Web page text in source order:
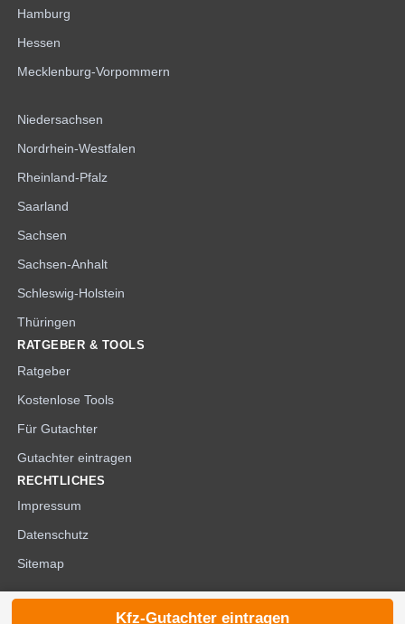
Hamburg
Hessen
Mecklenburg-Vorpommern
Niedersachsen
Nordrhein-Westfalen
Rheinland-Pfalz
Saarland
Sachsen
Sachsen-Anhalt
Schleswig-Holstein
Thüringen
RATGEBER & TOOLS
Ratgeber
Kostenlose Tools
Für Gutachter
Gutachter eintragen
RECHTLICHES
Impressum
Datenschutz
Sitemap
Kfz-Gutachter eintragen